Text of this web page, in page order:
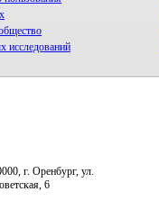
исследований
г. Оренбург, ул.
6